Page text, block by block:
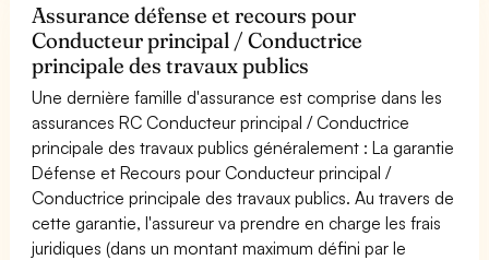
Assurance défense et recours pour
Conducteur principal / Conductrice
principale des travaux publics
Une dernière famille d'assurance est comprise dans les
assurances RC Conducteur principal / Conductrice
principale des travaux publics généralement : La garantie
Défense et Recours pour Conducteur principal /
Conductrice principale des travaux publics. Au travers de
cette garantie, l'assureur va prendre en charge les frais
juridiques (dans un montant maximum défini par le